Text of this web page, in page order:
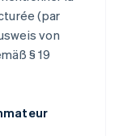
(par
von
§ 19